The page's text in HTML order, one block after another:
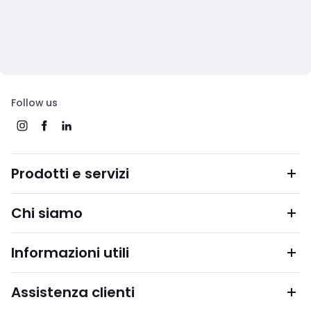
Follow us
Prodotti e servizi
Chi siamo
Informazioni utili
Assistenza clienti